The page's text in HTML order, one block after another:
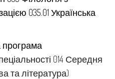
035.01 Українська
програма
014 Середня
та література)